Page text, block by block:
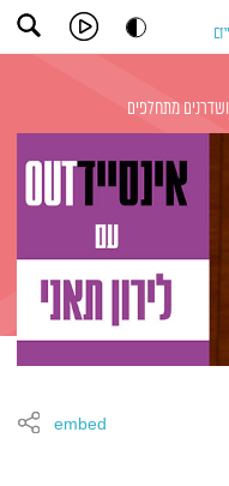
ושדרנים מתחלפים
embed